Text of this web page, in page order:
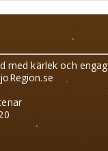
med kärlek och